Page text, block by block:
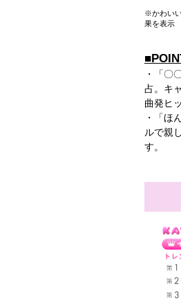
※かわい
果を表示
・「〇
占。キ
曲発ヒ
・「ほ
ルで親
す。